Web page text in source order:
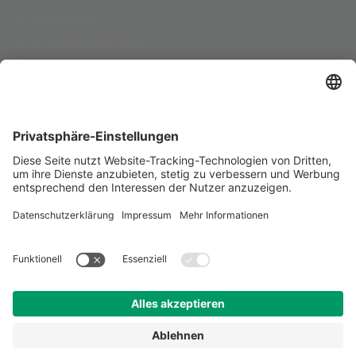
Herausgeber
PSD Bank RheinNeckarSaar eG
Telefon für Serviceanfragen